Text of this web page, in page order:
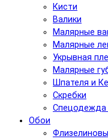
Кисти
Валики
Малярные
Малярные
Укрывная
Малярные
Шпателя и
Скребки
Спецодежда
Обои